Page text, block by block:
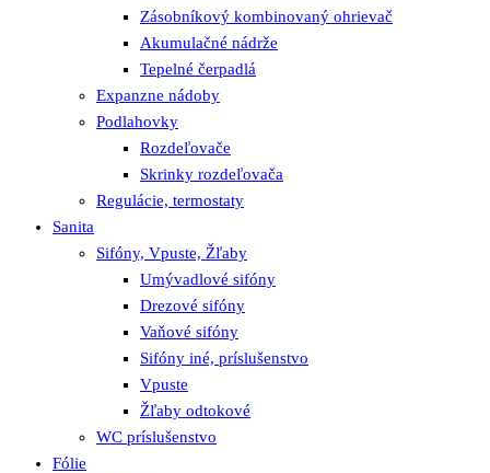
Zásobníkový kombinovaný ohrievač
Akumulačné nádrže
Tepelné čerpadlá
Expanzne nádoby
Podlahovky
Rozdeľovače
Skrinky rozdeľovača
Regulácie, termostaty
Sanita
Sifóny, Vpuste, Žľaby
Umývadlové sifóny
Drezové sifóny
Vaňové sifóny
Sifóny iné, príslušenstvo
Vpuste
Žľaby odtokové
WC príslušenstvo
Fólie